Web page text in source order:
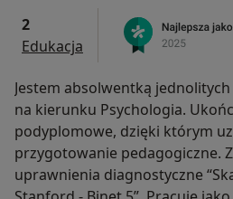
2
Edukacja
Jestem absolwentką
na kierunku Psychologia.
podyplomowe, dzięki którym
przygotowanie pedagogiczne.
uprawnienia diagnostyczne